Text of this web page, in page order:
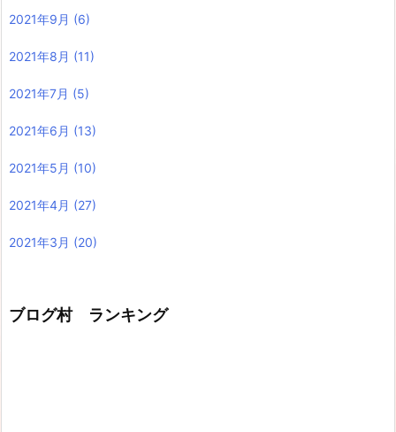
2021年9月 (6)
2021年8月 (11)
2021年7月 (5)
2021年6月 (13)
2021年5月 (10)
2021年4月 (27)
2021年3月 (20)
ブログ村 ランキング